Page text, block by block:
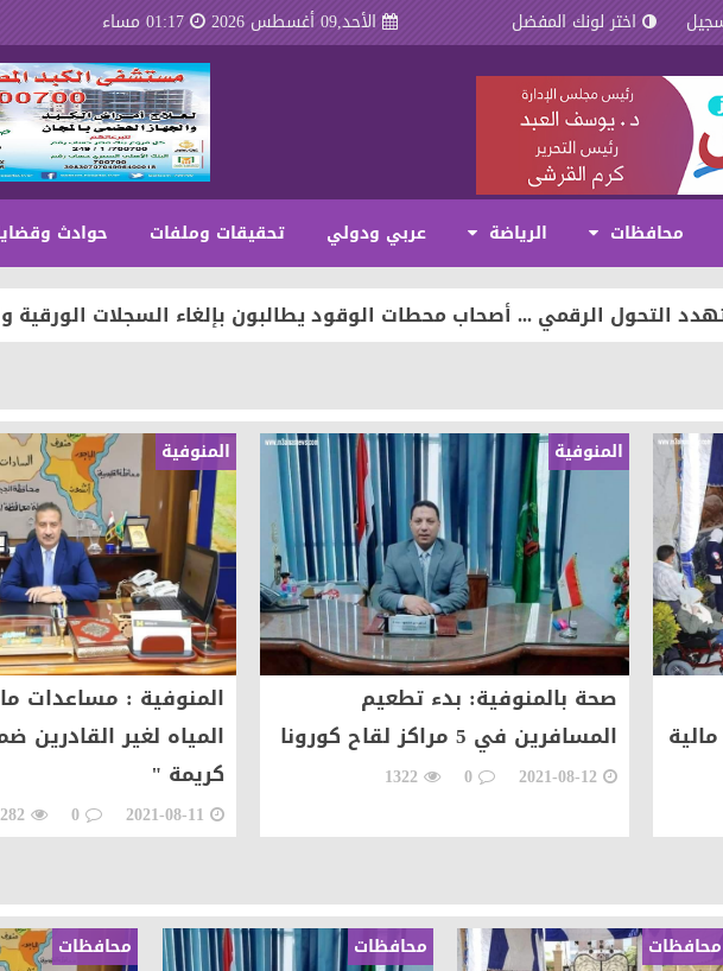
اختر لونك المفضل الأحد,09 أغسطس 2026 01:17 مساء
محافظات الرياضة عربي ودولي تحقيقات وملفات حوادث
أثناء تعاطيهما المخدرات بالإسكندرية
التحول الرقمي ... أصحاب محطات الوقود يطالبون بإلغاء السجلات الورقية
عبد الحميد لنجاح نجله فى الثانوية العامة
زياد ياسر صلاح السابع علي الجمهورية
إسلام الشحات بمناسبة نجاحه فى الثانوية العامة
علوي تكتب استراحة محارب
علوى تكتب.. القراءة في الصيف رحلة عقلية في ظلال الهدوء
للاستاذ عبد السلام بلتاجي بمناسبة زفاف كريمته سلمي
بالحامول تستعين بسيارات طوارئ المياه لتلبية احتياجات مواطني المجاز
وسيدة أثناء تعاطيهما المخدرات بالإسكندرية
التحول الرقمي ... أصحاب محطات الوقود يطالبون بإلغاء السجلات الورقية
المنوفية
صحة بالمنوفية: بدء تطعيم
المسافرين في 5 مراكز لقاح كورونا
2021-08-12
0
1322
المنوفية
المنوفية : مساعدات
المياه لغير القادرين
كريمة "
2021-08-11
0
محافظات محافظات محافظات